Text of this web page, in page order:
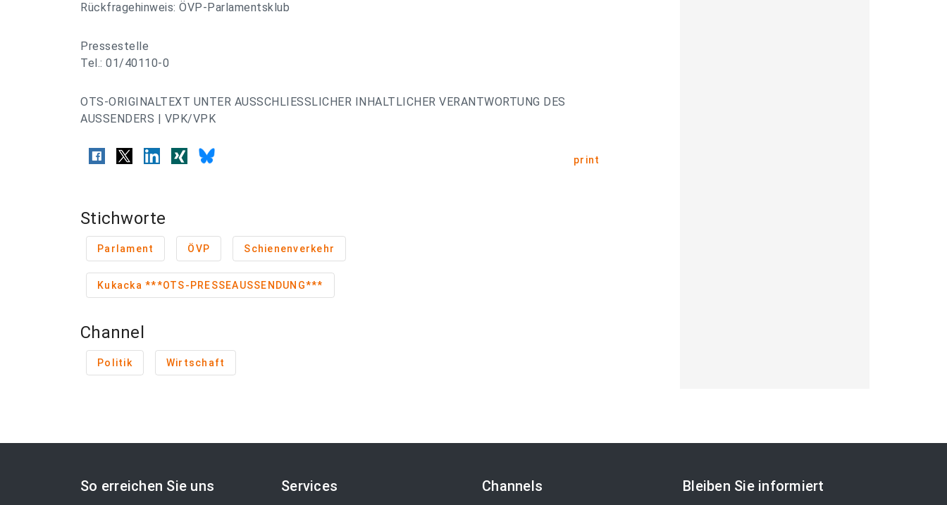
Rückfragehinweis: ÖVP-Parlamentsklub
Pressestelle
Tel.: 01/40110-0
OTS-ORIGINALTEXT UNTER AUSSCHLIESSLICHER INHALTLICHER VERANTWORTUNG DES
AUSSENDERS | VPK/VPK
print
Stichworte
Parlament ÖVP Schienenverkehr
Kukacka ***OTS-PRESSEAUSSENDUNG***
Channel
Politik Wirtschaft
So erreichen Sie uns Services Channels Bleiben Sie informiert